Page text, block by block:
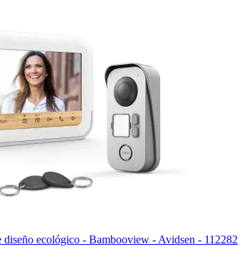
diseño ecológico - Bambooview - Avidsen - 112282